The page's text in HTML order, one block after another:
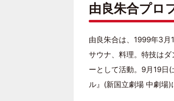
由良朱合プロ
由良朱合は、1999年3月
サウナ、料理。特技は
ーとして活動。9月19日
ル』(新国立劇場 中劇場)